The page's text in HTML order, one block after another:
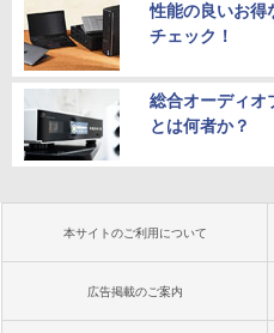
性能の良いお得
チェック！
総合オーディオ
とは何者か？
本サイトのご利用について
広告掲載のご案内